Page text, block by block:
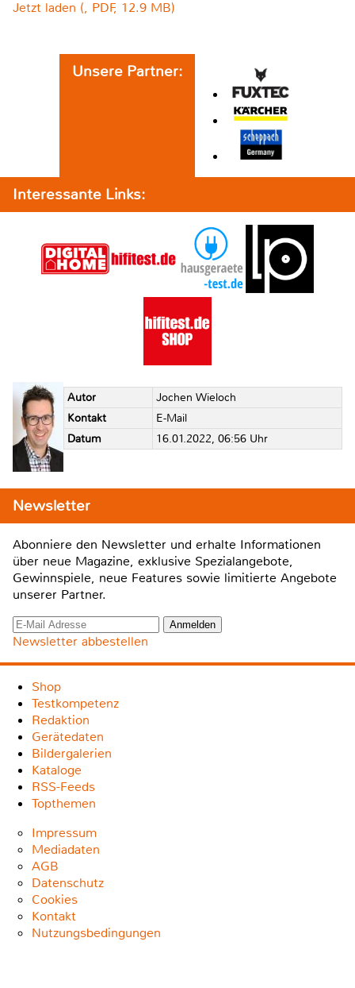
Jetzt laden (, PDF, 12.9 MB)
Unsere Partner:
Interessante Links:
Autor
Jochen Wieloch
Kontakt
E-Mail
Datum
16.01.2022, 06:56 Uhr
Newsletter
Abonniere den Newsletter und erhalte Informationen
über neue Magazine, exklusive Spezialangebote,
Gewinnspiele, neue Features sowie limitierte Angebote
unserer Partner.
Newsletter abbestellen
Shop
Testkompetenz
Redaktion
Gerätedaten
Bildergalerien
Kataloge
RSS-Feeds
Topthemen
Impressum
Mediadaten
AGB
Datenschutz
Cookies
Kontakt
Nutzungsbedingungen